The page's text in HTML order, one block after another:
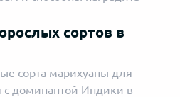
сортов в
сорта марихуаны для
с доминантой Индики в